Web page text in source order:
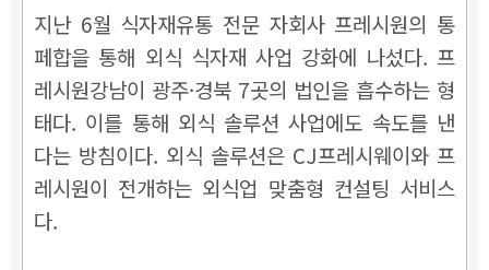
지난 6월 식자재유통 전문 자회사 프레시원의 통
페합을 통해 외식 식자재 사업 강화에 나섰다. 프
레시원강남이 광주·경북 7곳의 법인을 흡수하는 형
태다. 이를 통해 외식 솔루션 사업에도 속도를 낸
다는 방침이다. 외식 솔루션은 CJ프레시웨이와 프
레시원이 전개하는 외식업 맞춤형 컨설팅 서비스
다.